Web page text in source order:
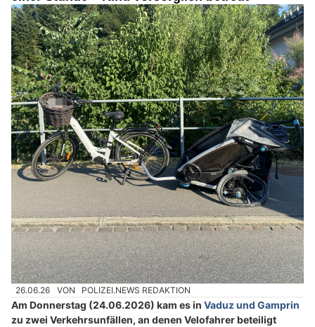
26.06.26 VON POLIZEI.NEWS REDAKTION
Am Donnerstag (24.06.2026) kam es in Vaduz und Gamprin
zu zwei Verkehrsunfällen, an denen Velofahrer beteiligt